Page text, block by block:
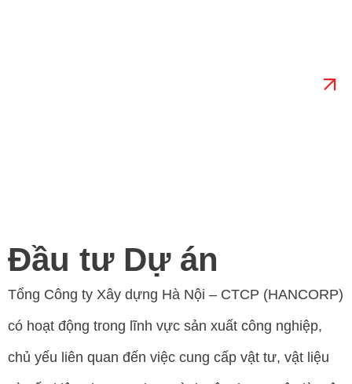
Đầu tư Dự án
Tổng Công ty Xây dựng Hà Nội – CTCP (HANCORP)
có hoạt động trong lĩnh vực sản xuất công nghiệp,
chủ yếu liên quan đến việc cung cấp vật tư, vật liệu